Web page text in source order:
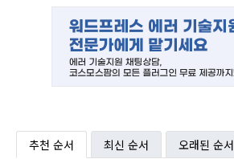
추천 순서 최신 순서 오래된 순서